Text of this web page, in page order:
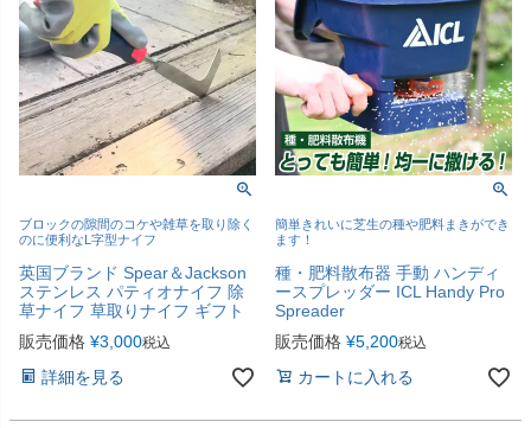
ブロックの隙間のコケや雑草を取り除く
のに便利なL字型ナイフ
英国ブランド Spear＆Jackson
ステンレス パティオナイフ 除
草ナイフ 草取りナイフ ギフト
販売価格 ¥3,000税込
詳細を見る
簡単きれいに芝生の種や肥料まきができ
ます！
種・肥料散布器 手動 ハンディ
ースプレッダー ICL Handy Pro
Spreader
販売価格 ¥5,200税込
カートに入れる